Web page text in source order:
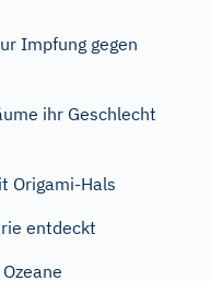
Impfung gegen
ihr Geschlecht
Origami-Hals
entdeckt